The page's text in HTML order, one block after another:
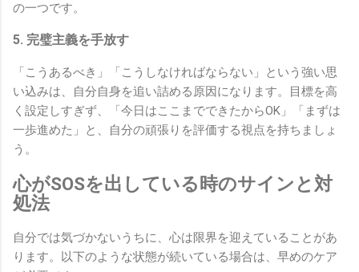
の一つです。
5. 完璧主義を手放す
「こうあるべき」「こうしなければならない」という強い思
い込みは、自分自身を追い詰める原因になります。目標を高
く設定しすぎず、「今日はここまでできたからOK」「まずは
一歩進めた」と、自分の頑張りを評価する視点を持ちましょ
う。
心がSOSを出している時のサインと対
処法
自分では気づかないうちに、心は限界を迎えていることがあ
ります。以下のような状態が続いている場合は、早めのケア